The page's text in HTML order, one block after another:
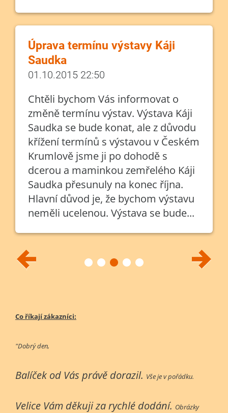
Úprava termínu výstavy Káji
Saudka
01.10.2015 22:50
Chtěli bychom Vás informovat o
změně termínu výstav. Výstava Káji
Saudka se bude konat, ale z důvodu
křížení termínů s výstavou v Českém
Krumlově jsme ji po dohodě s
dcerou a maminkou zemřelého Káji
Saudka přesunuly na konec října.
Hlavní důvod je, že bychom výstavu
neměli ucelenou. Výstava se bude...
Co říkají zákazníci:
"Dobrý den,
Balíček od Vás právě dorazil. Vše je v pořádku.
Velice Vám děkuji za rychlé dodání. Obrázky